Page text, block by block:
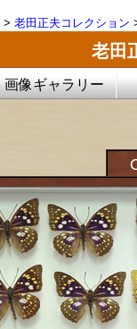
> 老田正夫コレクション
老田
画像ギャラリー